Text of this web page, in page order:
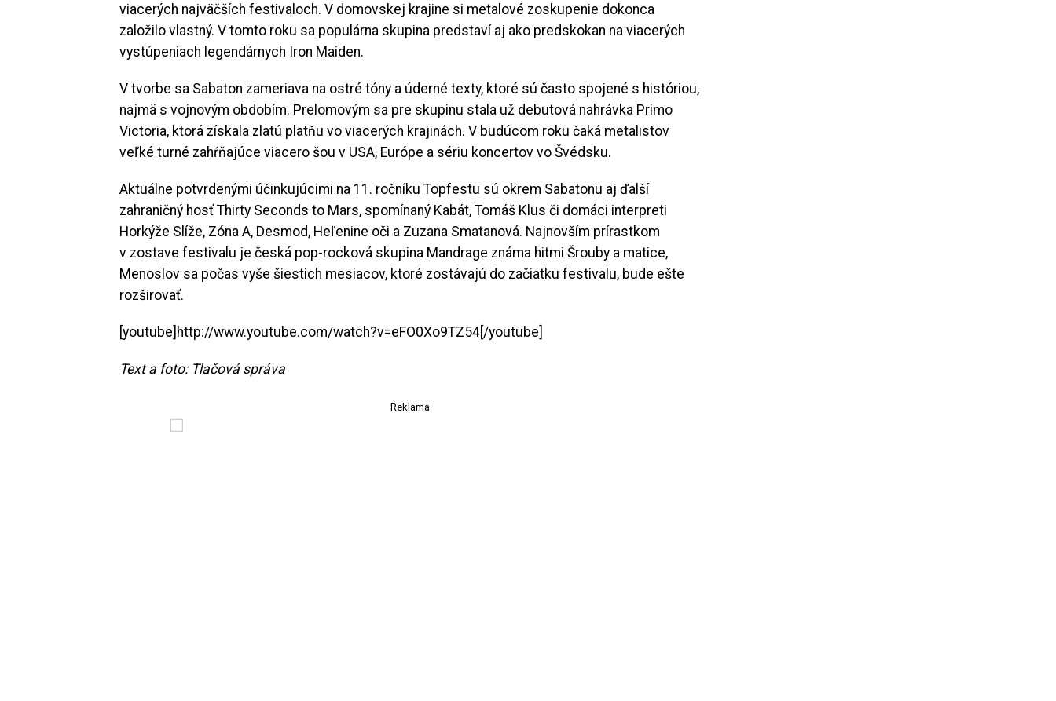
viacerých najväčších festivaloch. V domovskej krajine si metalové zoskupenie dokonca
založilo vlastný. V tomto roku sa populárna skupina predstaví aj ako predskokan na viacerých
vystúpeniach legendárnych Iron Maiden.
V tvorbe sa Sabaton zameriava na ostré tóny a úderné texty, ktoré sú často spojené s históriou,
najmä s vojnovým obdobím. Prelomovým sa pre skupinu stala už debutová nahrávka Primo
Victoria, ktorá získala zlatú platňu vo viacerých krajinách. V budúcom roku čaká metalistov
veľké turné zahŕňajúce viacero šou v USA, Európe a sériu koncertov vo Švédsku.
Aktuálne potvrdenými účinkujúcimi na 11. ročníku Topfestu sú okrem Sabatonu aj ďalší
zahraničný hosť Thirty Seconds to Mars, spomínaný Kabát, Tomáš Klus či domáci interpreti
Horkýže Slíže, Zóna A, Desmod, Heľenine oči a Zuzana Smatanová. Najnovším prírastkom
v zostave festivalu je česká pop-rocková skupina Mandrage známa hitmi Šrouby a matice,
Menoslov sa počas vyše šiestich mesiacov, ktoré zostávajú do začiatku festivalu, bude ešte
rozširovať.
[youtube]http://www.youtube.com/watch?v=eFO0Xo9TZ54[/youtube]
Text a foto: Tlačová správa
Reklama